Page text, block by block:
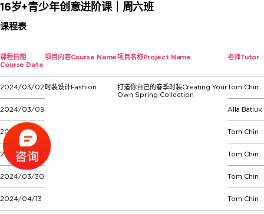
16岁+青少年创意进阶课｜周六班
课程表
课程日期
Course Date
项目内容Course Name项目名称Project Name 老师Tutor
2024/03/02 时装设计Fashion
打造你自己的春季时装Creating Your
Own Spring Collection
Tom Chin
2024/03/09 Alla Batiuk
2024/03/16 Tom Chin
2024/03/23 Tom Chin
2024/03/30 Tom Chin
2024/04/13 Tom Chin